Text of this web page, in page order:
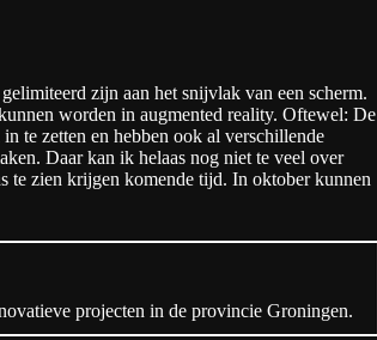
zijn aan het snijvlak van een scherm.
worden in augmented reality. Oftewel: De
te zetten en hebben ook al verschillende
Daar kan ik helaas nog niet te veel over
zien krijgen komende tijd. In oktober kunnen
projecten in de provincie Groningen.